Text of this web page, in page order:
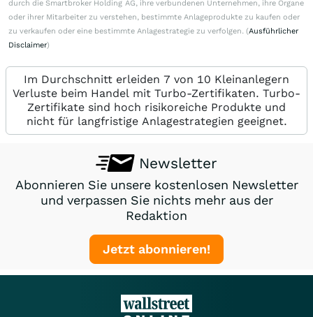
durch die Smartbroker Holding AG, ihre verbundenen Unternehmen, ihre Organe
oder ihrer Mitarbeiter zu verstehen, bestimmte Anlageprodukte zu kaufen oder
zu verkaufen oder eine bestimmte Anlagestrategie zu verfolgen. (Ausführlicher
Disclaimer)
Im Durchschnitt erleiden 7 von 10 Kleinanlegern
Verluste beim Handel mit Turbo-Zertifikaten. Turbo-
Zertifikate sind hoch risikoreiche Produkte und
nicht für langfristige Anlagestrategien geeignet.
Newsletter
Abonnieren Sie unsere kostenlosen Newsletter
und verpassen Sie nichts mehr aus der
Redaktion
Jetzt abonnieren!